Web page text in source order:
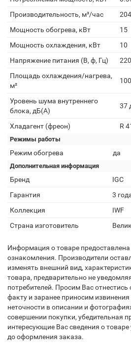
Производительность, м³/час
Мощность обогрева, кВт
15
Мощность охлаждения, кВт
10
Напряжение питания (В, ф, Гц)
Площадь охлаждения/нагрева,
м²
100
Уровень шума внутреннего
блока, дБ(А)
37
Хладагент (фреон) R
Режимы работы
Режим обогрева да
Дополнительная информация
Бренд
IGC
Гарантия
3
Коллекция
IWF
Страна изготовитель
Информация о товаре
ознакомления. Производители
изменять внешний вид,
товара, предварительно не
потребителей. Просим Вас
факту и заранее приносим
неточности в описании и
совершении покупки, убедительная
интересующие Вас сведения о
до оформления заказа.